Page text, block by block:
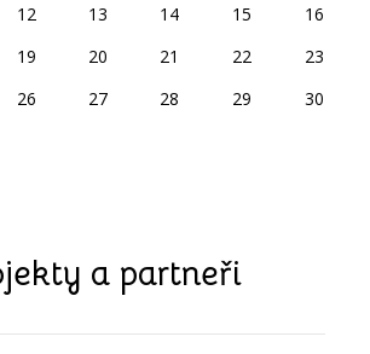
12 13 14 15
16
19 20 21 22
23
26 27 28 29
30
a partneři